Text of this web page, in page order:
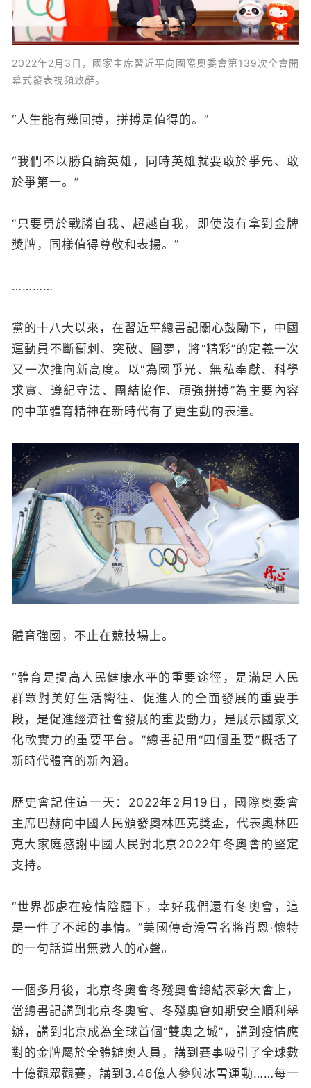
2022年2月3日，國家主席習近平向國際奧委會第139次全會開
幕式發表視頻致辭。
“人生能有幾回搏，拼搏是值得的。”
“我們不以勝負論英雄，同時英雄就要敢於爭先、敢
於爭第一。”
“只要勇於戰勝自我、超越自我，即使沒有拿到金牌
獎牌，同樣值得尊敬和表揚。”
…………
黨的十八大以來，在習近平總書記關心鼓勵下，中國
運動員不斷衝刺、突破、圓夢，將“精彩”的定義一次
又一次推向新高度。以“為國爭光、無私奉獻、科學
求實、遵紀守法、團結協作、頑強拼搏”為主要內容
的中華體育精神在新時代有了更生動的表達。
體育強國，不止在競技場上。
“體育是提高人民健康水平的重要途徑，是滿足人民
群眾對美好生活嚮往、促進人的全面發展的重要手
段，是促進經濟社會發展的重要動力，是展示國家文
化軟實力的重要平台。”總書記用“四個重要”概括了
新時代體育的新內涵。
歷史會記住這一天：2022年2月19日，國際奧委會
主席巴赫向中國人民頒發奧林匹克獎盃，代表奧林匹
克大家庭感謝中國人民對北京2022年冬奧會的堅定
支持。
“世界都處在疫情陰霾下，幸好我們還有冬奧會，這
是一件了不起的事情。”美國傳奇滑雪名將肖恩·懷特
的一句話道出無數人的心聲。
一個多月後，北京冬奧會冬殘奧會總結表彰大會上，
當總書記講到北京冬奧會、冬殘奧會如期安全順利舉
辦，講到北京成為全球首個“雙奧之城”，講到疫情應
對的金牌屬於全體辦奧人員，講到賽事吸引了全球數
十億觀眾觀賽，講到3.46億人參與冰雪運動……每一